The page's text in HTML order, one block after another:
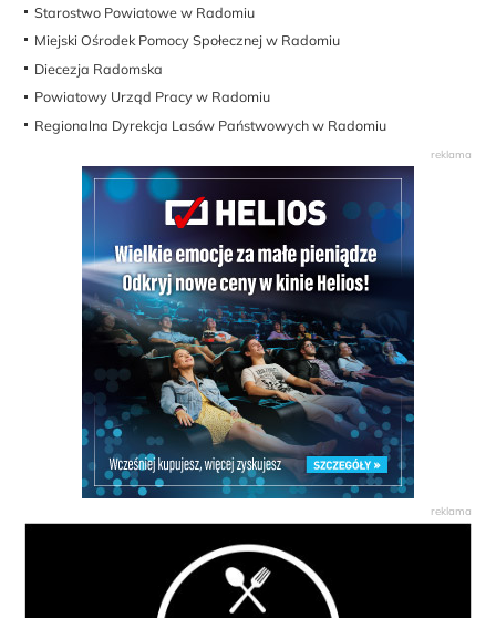
Starostwo Powiatowe w Radomiu
Miejski Ośrodek Pomocy Społecznej w Radomiu
Diecezja Radomska
Powiatowy Urząd Pracy w Radomiu
Regionalna Dyrekcja Lasów Państwowych w Radomiu